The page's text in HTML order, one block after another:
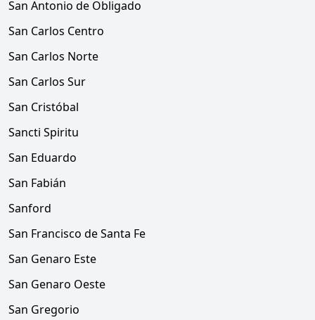
San Antonio de Obligado
San Carlos Centro
San Carlos Norte
San Carlos Sur
San Cristóbal
Sancti Spiritu
San Eduardo
San Fabián
Sanford
San Francisco de Santa Fe
San Genaro Este
San Genaro Oeste
San Gregorio